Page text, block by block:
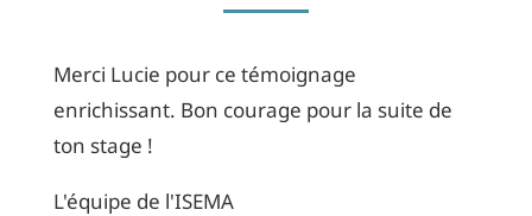
Merci Lucie pour ce témoignage
enrichissant. Bon courage pour la suite de
ton stage !
L'équipe de l'ISEMA